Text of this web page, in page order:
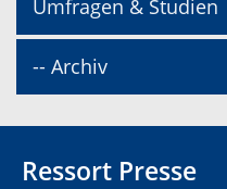
Umfragen & Studien
-- Archiv
Ressort Presse